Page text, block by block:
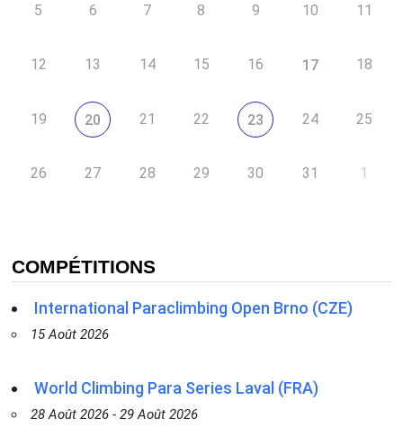
5 6 7 8 9 10 11
12 13 14 15 16 17 18
19 20 21 22 23 24 25
26 27 28 29 30 31 1
COMPÉTITIONS
International Paraclimbing Open Brno (CZE)
15 Août 2026
World Climbing Para Series Laval (FRA)
28 Août 2026 - 29 Août 2026